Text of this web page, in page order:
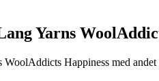
Yarns
WoolAddicts Happiness med